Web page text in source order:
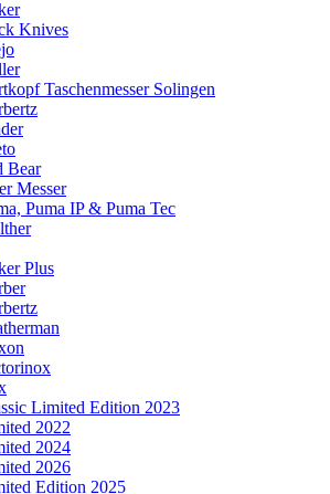
Knives
Taschenmesser Solingen
Bear
Messer
Puma IP & Puma Tec
Plus
Limited Edition 2023
2022
2024
2026
Edition 2025